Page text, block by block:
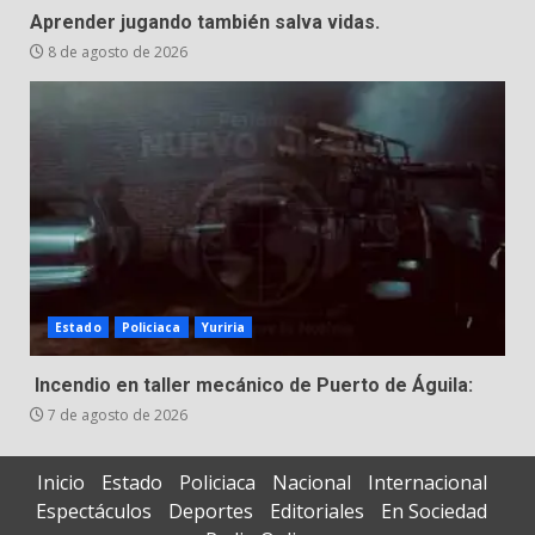
Aprender jugando también salva vidas.
8 de agosto de 2026
Estado Policiaca Yuriria
Incendio en taller mecánico de Puerto de Águila:
7 de agosto de 2026
Inicio Estado Policiaca Nacional
Internacional
Espectáculos
Deportes Editoriales
En Sociedad